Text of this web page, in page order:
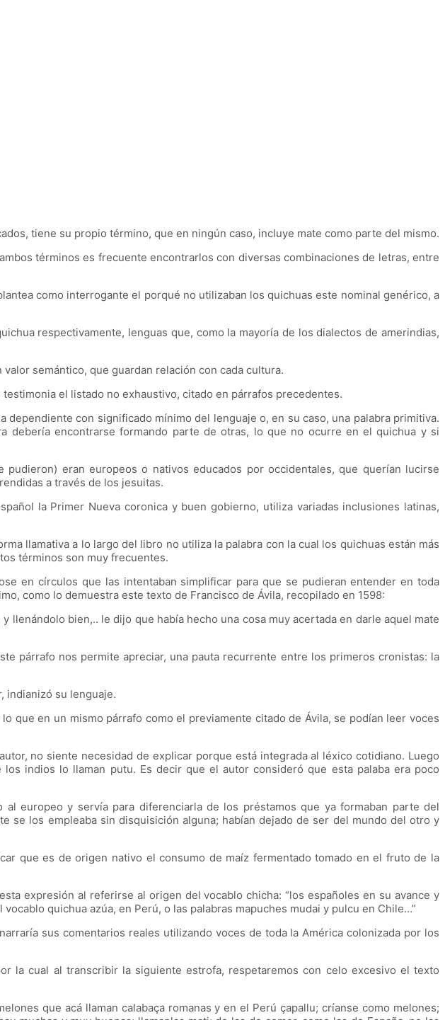
tiene su propio término, que en ningún caso, incluye mate como parte del mismo.
términos es frecuente encontrarlos con diversas combinaciones de letras, entre
como interrogante el porqué no utilizaban los quichuas este nominal genérico, a
respectivamente, lenguas que, como la mayoría de los dialectos de amerindias,
semántico, que guardan relación con cada cultura.
el listado no exhaustivo, citado en párrafos precedentes.
con significado mínimo del lenguaje o, en su caso, una palabra primitiva.
debería encontrarse formando parte de otras, lo que no ocurre en el quichua y si
eran europeos o nativos educados por occidentales, que querían lucirse
a través de los jesuitas.
la Primer Nueva coronica y buen gobierno, utiliza variadas inclusiones latinas,
llamativa a lo largo del libro no utiliza la palabra con la cual los quichuas están más
términos son muy frecuentes.
en círculos que las intentaban simplificar para que se pudieran entender en toda
como lo demuestra este texto de Francisco de Ávila, recopilado en 1598:
bien,.. le dijo que había hecho una cosa muy acertada en darle aquel mate
párrafo nos permite apreciar, una pauta recurrente entre los primeros cronistas: la
indianizó su lenguaje.
que en un mismo párrafo como el previamente citado de Ávila, se podían leer voces
no siente necesidad de explicar porque está integrada al léxico cotidiano. Luego
indios lo llaman putu. Es decir que el autor consideró que esta palaba era poco
europeo y servía para diferenciarla de los préstamos que ya formaban parte del
se los empleaba sin disquisición alguna; habían dejado de ser del mundo del otro y
que es de origen nativo el consumo de maíz fermentado tomado en el fruto de la
expresión al referirse al origen del vocablo chicha: “los españoles en su avance y
quichua azúa, en Perú, o las palabras mapuches mudai y pulcu en Chile…”
sus comentarios reales utilizando voces de toda la América colonizada por los
la cual al transcribir la siguiente estrofa, respetaremos con celo excesivo el texto
que acá llaman calabaça romanas y en el Perú çapallu; críanse como melones;